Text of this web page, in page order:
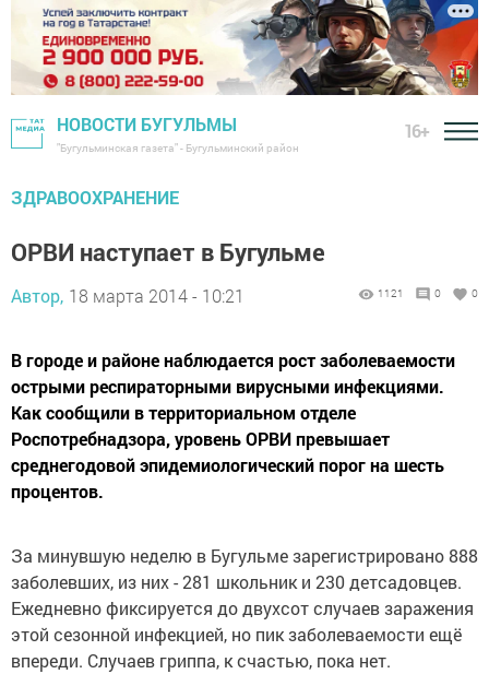
НОВОСТИ БУГУЛЬМЫ
"Бугульминская газета" - Бугульминский район
16+
ЗДРАВООХРАНЕНИЕ
ОРВИ наступает в Бугульме
Автор, 18 марта 2014 - 10:21 1121 0 0
В городе и районе наблюдается рост заболеваемости
острыми респираторными вирусными инфекциями.
Как сообщили в территориальном отделе
Роспотребнадзора, уровень ОРВИ превышает
среднегодовой эпидемиологический порог на шесть
процентов.
За минувшую неделю в Бугульме зарегистрировано 888
заболевших, из них - 281 школьник и 230 детсадовцев.
Ежедневно фиксируется до двухсот случаев заражения
этой сезонной инфекцией, но пик заболеваемости ещё
впереди. Случаев гриппа, к счастью, пока нет.